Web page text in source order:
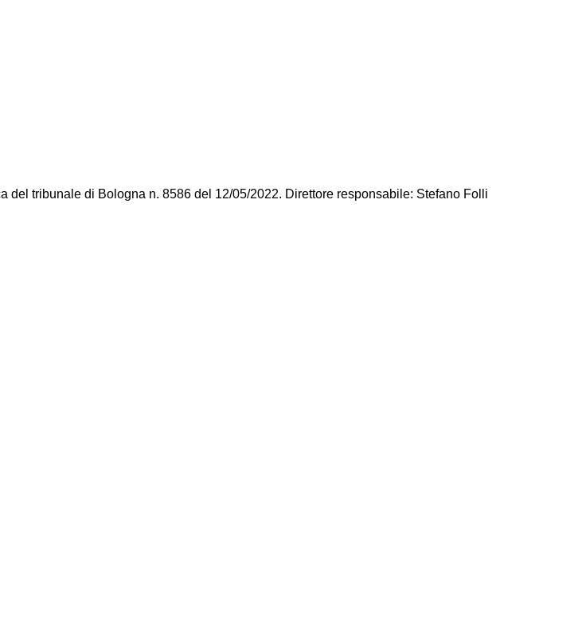
del tribunale di Bologna n. 8586 del 12/05/2022. Direttore responsabile: Stefano Folli